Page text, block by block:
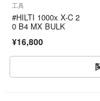
工具
#HILTI 1000x X-C 2
0 B4 MX BULK
¥16,800